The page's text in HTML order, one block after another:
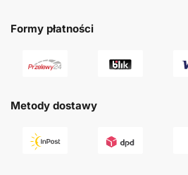
Formy płatności
Metody dostawy